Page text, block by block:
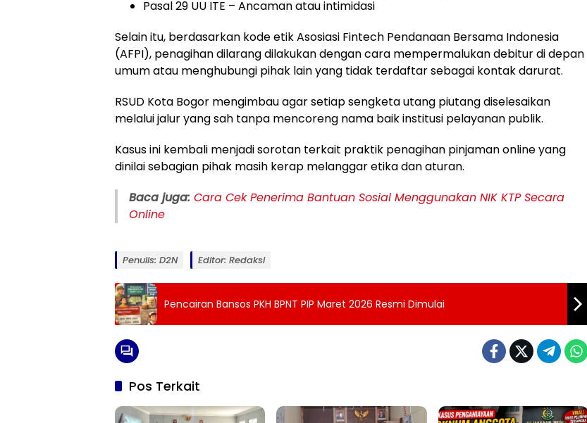
Pasal 29 UU ITE – Ancaman atau intimidasi
Selain itu, berdasarkan kode etik Asosiasi Fintech Pendanaan Bersama Indonesia
(AFPI), penagihan dilarang dilakukan dengan cara mempermalukan debitur di depan
umum atau menghubungi pihak lain yang tidak terdaftar sebagai kontak darurat.
RSUD Kota Bogor mengimbau agar setiap sengketa utang piutang diselesaikan
melalui jalur yang sah tanpa mencoreng nama baik institusi pelayanan publik.
Kasus ini kembali menjadi sorotan terkait praktik penagihan pinjaman online yang
dinilai sebagian pihak masih kerap melanggar etika dan aturan.
Baca juga: Cara Cek Penerima Bantuan Sosial Menggunakan NIK KTP Secara
Online
Penulis: D2N Editor: Redaksi
Pencairan Bansos PKH BPNT PIP Maret 2026 Resmi Dimulai
Pos Terkait